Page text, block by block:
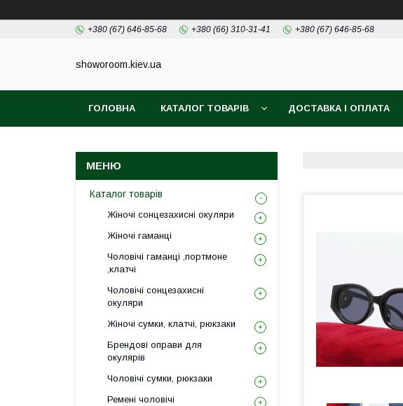
+380 (67) 646-85-68 +380 (66) 310-31-41 +380 (67) 646-85-68
showoroom.kiev.ua
ГОЛОВНА КАТАЛОГ ТОВАРІВ ДОСТАВКА І ОПЛАТА
Каталог товарів
Жіночі сонцезахисні окуляри
Жіночі гаманці
Чоловічі гаманці ,портмоне
,клатчі
Чоловічі сонцезахисні
окуляри
Жіночі сумки, клатчі, рюкзаки
Брендові оправи для
окулярів
Чоловічі сумки, рюкзаки
Ремені чоловічі